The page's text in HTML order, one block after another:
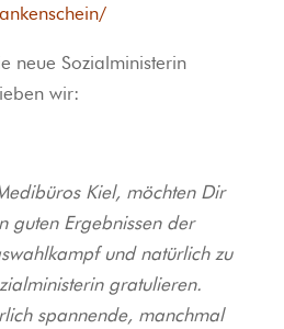
neue Sozialministerin
wir:
Kiel, möchten Dir
guten Ergebnissen der
und natürlich zu
gratulieren.
spannende, manchmal